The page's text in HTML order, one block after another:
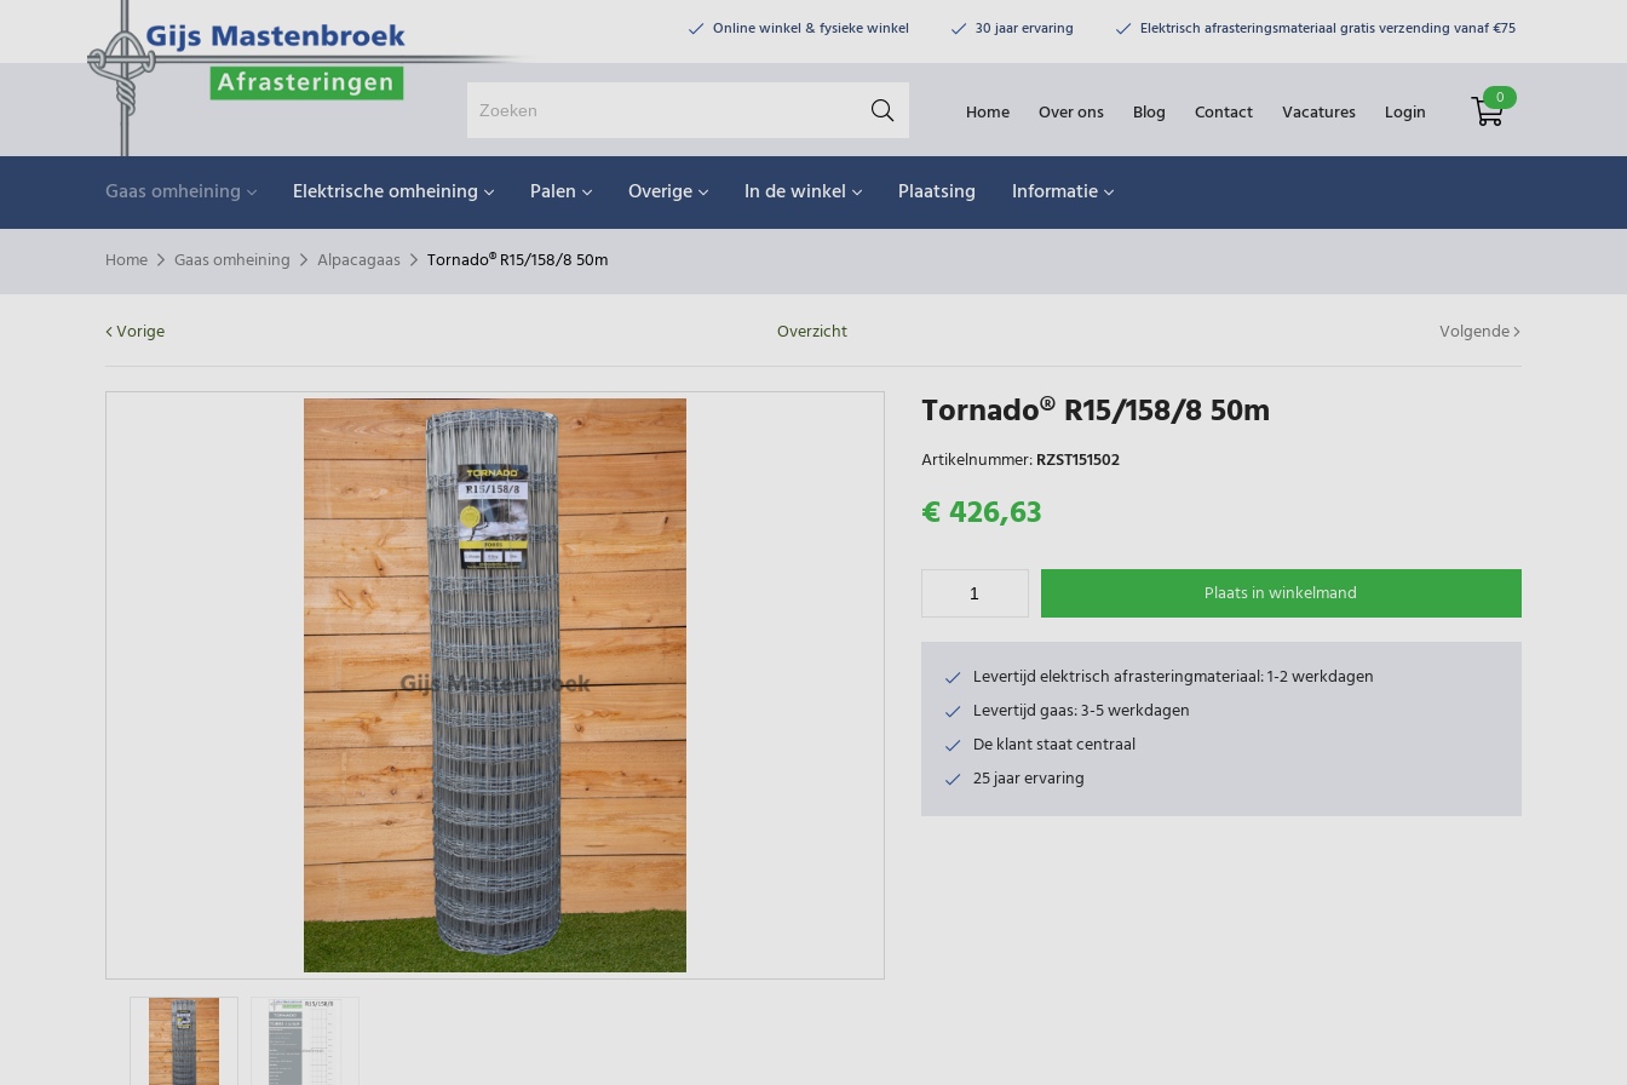
Online winkel & fysieke winkel 30 jaar ervaring Elektrisch afrasteringsmateriaal gratis verzending vanaf €75
0
Login
Home Over ons Blog Contact Vacatures
Gaas omheining Elektrische omheining Palen Overige In de winkel Plaatsing Informatie
Home Gaas omheining Alpacagaas Tornado® R15/158/8 50m
Vorige Overzicht Volgende
Tornado® R15/158/8 50m
Artikelnummer:RZST151502
€ 426,63
Plaats in winkelmand
Levertijd elektrisch afrasteringmateriaal: 1-2 werkdagen
Levertijd gaas: 3-5 werkdagen
De klant staat centraal
25 jaar ervaring